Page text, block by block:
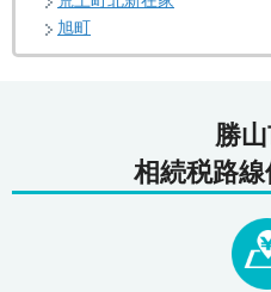
旭町
勝
相続税路